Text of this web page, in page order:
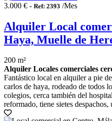
3.000 € - Ref: 2393 /Mes
Alquiler Local
Haya, Muelle de
200 m²
Alquiler Locales comerciales
Fantástico local en alquiler a pie
carlos de haya, rodeado de todos
colegios, cerca también del
reformado, tiene sietes despachos,